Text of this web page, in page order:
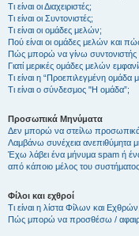
Τι είναι οι Διαχειριστές;
Τι είναι οι Συντονιστές;
Τι είναι οι ομάδες μελών;
Πού είναι οι ομάδες μελών και
Πώς μπορώ να γίνω
Γιατί μερικές ομάδες μελών
Τι είναι η “Προεπιλεγμένη ομάδα
Τι είναι ο σύνδεσμος "Η ομάδα”;
Προσωπικά Μηνύματα
Δεν μπορώ να στείλω
Λαμβάνω συνέχεια ανεπιθύμητα
Έχω λάβει ένα μήνυμα spam ή
από κάποιο μέλος του
Φίλοι και εχθροί
Τι είναι η λίστα Φίλων και Εχθρών;
Πώς μπορώ να προσθέσω /